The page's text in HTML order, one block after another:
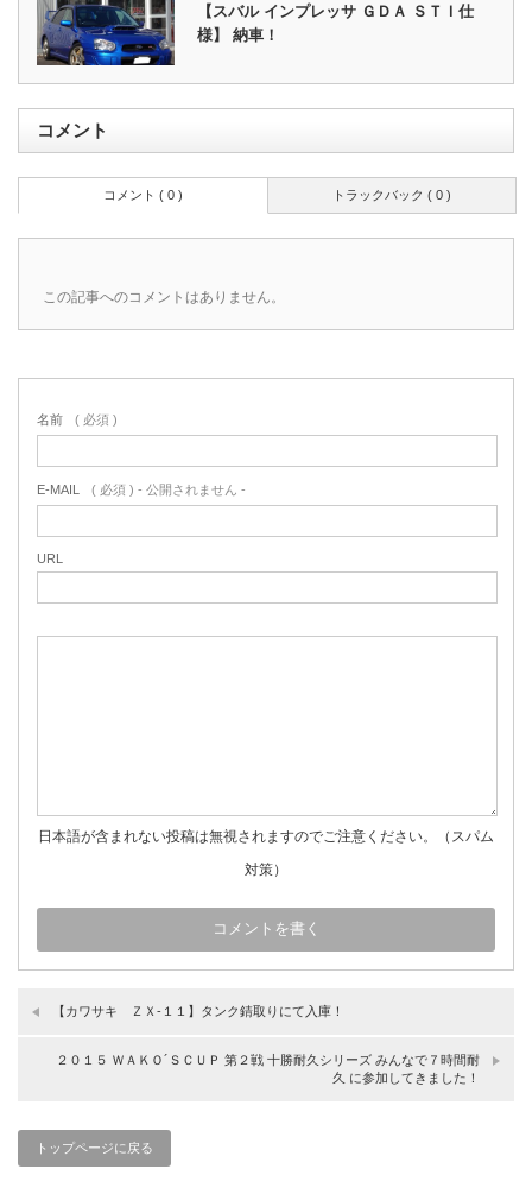
【スバル インプレッサ ＧＤＡ ＳＴＩ仕
様】 納車！
コメント
トラックバック ( 0 )
コメント ( 0 )
この記事へのコメントはありません。
名前 ( 必須 )
E-MAIL ( 必須 ) - 公開されません -
URL
日本語が含まれない投稿は無視されますのでご注意ください。（スパム
対策）
【カワサキ ＺＸ‐１１】タンク錆取りにて入庫！
２０１５ ＷＡＫＯ´ＳＣＵＰ 第２戦 十勝耐久シリーズ みんなで７時間耐
久 に参加してきました！
トップページに戻る